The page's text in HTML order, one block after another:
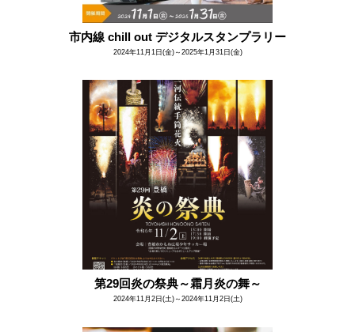
市内線 chill out デジタルスタンプラリー
2024年11月1日(金)～2025年1月31日(金)
第29回炎の祭典～霜月炎の舞～
2024年11月2日(土)～2024年11月2日(土)